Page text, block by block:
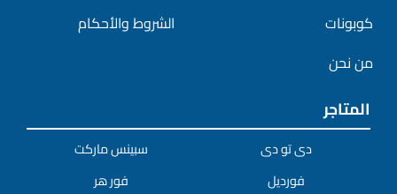
كوبونات
من نحن
الشروط والأحكام
المتاجر
دى تو دى
سبينس ماركت
فورديل
فور هر